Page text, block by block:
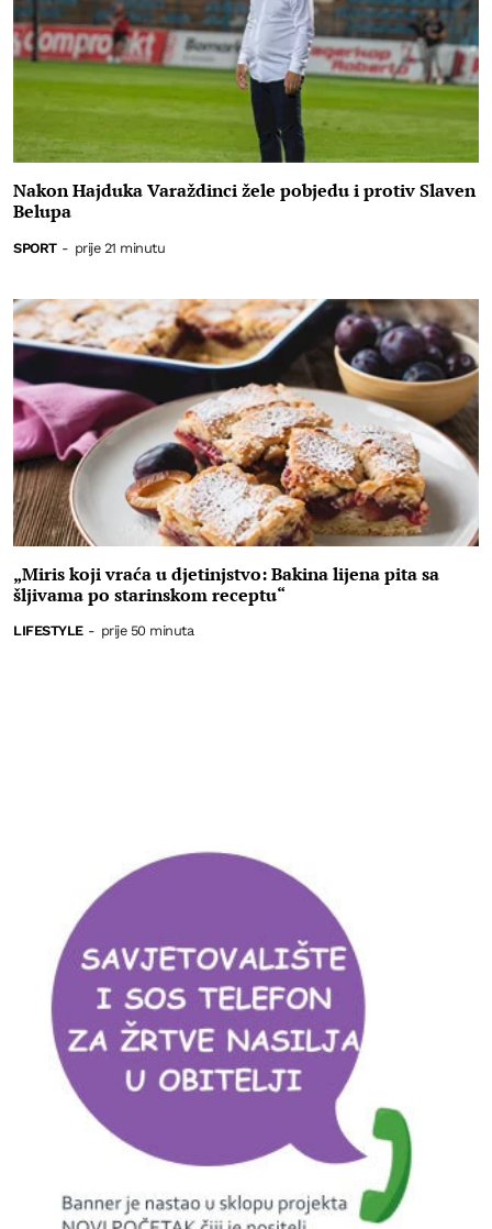
Nakon Hajduka Varaždinci žele pobjedu i protiv Slaven
Belupa
SPORT - prije 21 minutu
„Miris koji vraća u djetinjstvo: Bakina lijena pita sa
šljivama po starinskom receptu“
LIFESTYLE - prije 50 minuta